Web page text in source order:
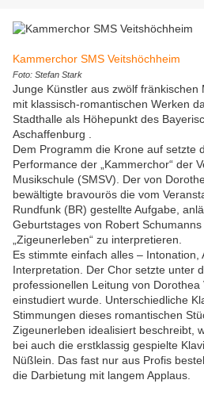
Kammerchor SMS Veitshöchheim
Foto: Stefan Stark
Junge Künstler aus zwölf fränkischen
mit klassisch-romantischen Werken
Stadthalle als Höhepunkt des
Aschaffenburg .
Dem Programm die Krone auf setzte
Performance der „Kammerchor“ der
Musikschule (SMSV). Der von
bewältigte bravourös die vom
Rundfunk (BR) gestellte Aufgabe,
Geburtstages von Robert
„Zigeunerleben“ zu interpretieren.
Es stimmte einfach alles – Intonation,
Interpretation. Der Chor setzte unter
professionellen Leitung von
einstudiert wurde. Unterschiedliche
Stimmungen dieses romantischen
Zigeunerleben idealisiert beschreibt,
bei auch die erstklassig gespielte
Nüßlein. Das fast nur aus Profis
die Darbietung mit langem Applaus.